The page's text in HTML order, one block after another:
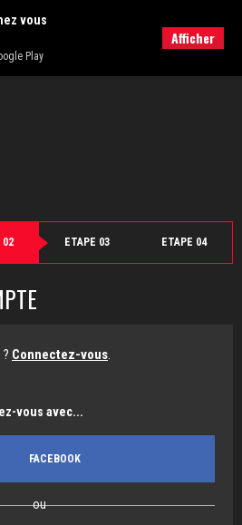
02 ETAPE 03 ETAPE 04
Connectez-vous.
vous avec...
FACEBOOK
ou
vous
Play
Afficher